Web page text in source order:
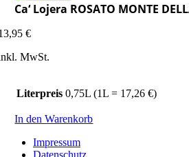
Ca‘ Lojera ROSATO MONTE
€
MwSt.
Literpreis 0,75L (1L = 17,26 €)
In den Warenkorb
Impressum
Datenschutz